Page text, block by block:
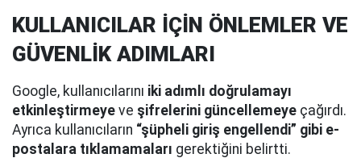
KULLANICILAR İÇİN ÖNLEMLER VE
GÜVENLİK ADIMLARI
Google, kullanıcılarını iki adımlı doğrulamayı
etkinleştirmeye ve şifrelerini güncellemeye çağırdı.
Ayrıca kullanıcıların “şüpheli giriş engellendi” gibi e-
postalara tıklamamaları gerektiğini belirtti.